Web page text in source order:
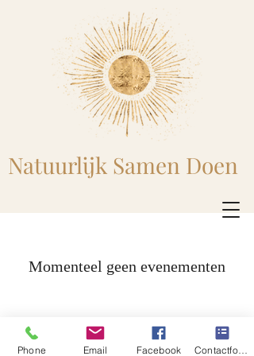
Natuurlijk Samen Doen
Momenteel geen evenementen
Phone Email Facebook Contactformulier